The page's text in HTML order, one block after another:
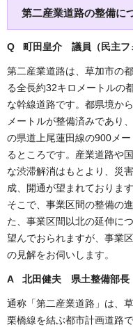
第二産業道路の整備に
Q 町田皇介 議員（民主フ
第二産業道路は、草加市の
る全長約32キロメートルの
な幹線道路です。都県境か
メートルが整備済みであり
の県道上尾蓮田線の900メ
るところです。産業道路や
な渋滞解消はもとより、災
成、開通が望まれております
そこで、事業区間の整備の
た、事業区間以北の延伸に
望んでおられますが、事業
の見解をお伺いします。
A 北田健夫 県土整備部長
通称「第二産業道路」は、
栗橋線を結ぶ都市計画道路